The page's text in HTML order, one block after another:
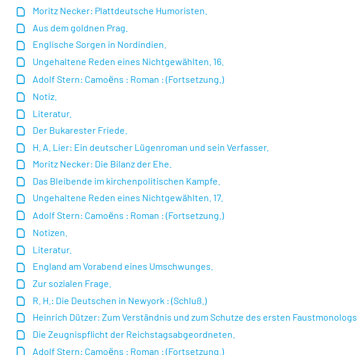
Moritz Necker: Plattdeutsche Humoristen.
Aus dem goldnen Prag.
Englische Sorgen in Nordindien.
Ungehaltene Reden eines Nichtgewählten. 16.
Adolf Stern: Camoёns : Roman : (Fortsetzung.)
Notiz.
Literatur.
Der Bukarester Friede.
H. A. Lier: Ein deutscher Lügenroman und sein Verfasser.
Moritz Necker: Die Bilanz der Ehe.
Das Bleibende im kirchenpolitischen Kampfe.
Ungehaltene Reden eines Nichtgewählten. 17.
Adolf Stern: Camoёns : Roman : (Fortsetzung.)
Notizen.
Literatur.
England am Vorabend eines Umschwunges.
Zur sozialen Frage.
R. H.: Die Deutschen in Newyork : (Schluß.)
Heinrich Dützer: Zum Verständnis und zum Schutze des ersten Faustmonologs.
Die Zeugnispflicht der Reichstagsabgeordneten.
Adolf Stern: Camoёns : Roman : (Fortsetzung.)